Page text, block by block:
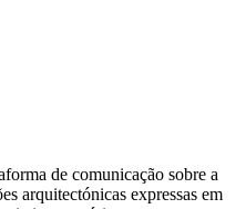
de comunicação sobre a
arquitectónicas expressas em